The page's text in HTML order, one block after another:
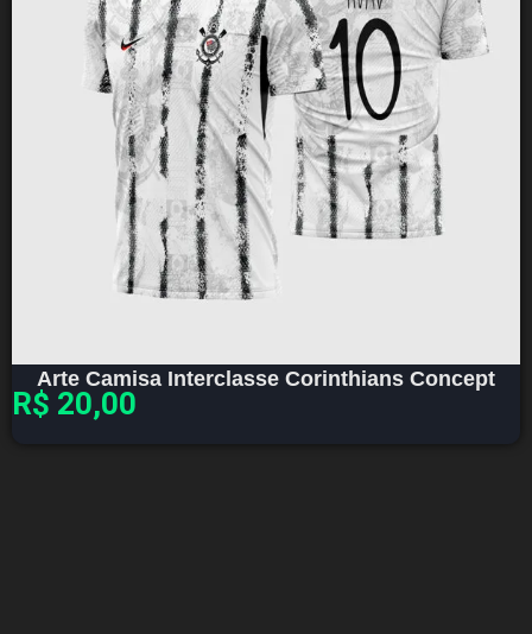
Arte Camisa Interclasse Corinthians Concept
R$ 20,00